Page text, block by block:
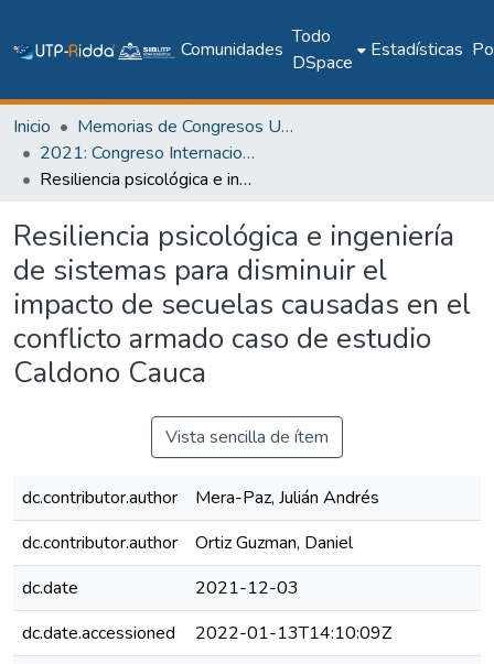
Comunidades
Todo
DSpace
Estadísticas
Inicio
Memorias de Congresos UTP
2021: Congreso Internacional en Inteligencia Ambiental, Ingeniería de Software y Salud Electrónica y Móvil – AmITIC 2021
Resiliencia psicológica e ingeniería de sistemas para disminuir el impacto de secuelas causadas en el conflicto armado caso de estudio Caldono Cauca
Resiliencia psicológica e ingeniería
de sistemas para disminuir el
impacto de secuelas causadas en el
conflicto armado caso de estudio
Caldono Cauca
Vista sencilla de ítem
dc.contributor.author
Mera-Paz, Julián Andrés
dc.contributor.author
Ortiz Guzman, Daniel
dc.date
2021-12-03
dc.date.accessioned
2022-01-13T14:10:09Z